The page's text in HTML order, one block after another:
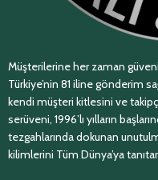
Müşterilerine her zaman
Türkiye’nin 81 iline gönderim
kendi müşteri kitlesini ve
serüveni, 1996’lı yılların
tezgahlarında dokunan
kilimlerini Tüm Dünya’ya